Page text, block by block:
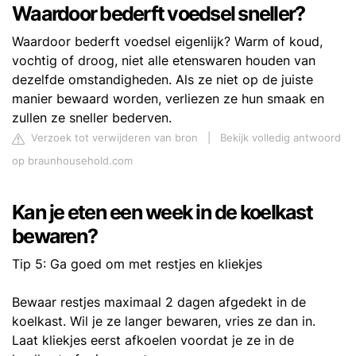
Waardoor bederft voedsel sneller?
Waardoor bederft voedsel eigenlijk? Warm of koud,
vochtig of droog, niet alle etenswaren houden van
dezelfde omstandigheden. Als ze niet op de juiste
manier bewaard worden, verliezen ze hun smaak en
zullen ze sneller bederven.
Verzoek tot verwijderen van bron
Bekijk volledig antwoord
op braunhousehold.com
Kan je eten een week in de koelkast
bewaren?
Tip 5: Ga goed om met restjes en kliekjes
Bewaar restjes maximaal 2 dagen afgedekt in de
koelkast. Wil je ze langer bewaren, vries ze dan in.
Laat kliekjes eerst afkoelen voordat je ze in de